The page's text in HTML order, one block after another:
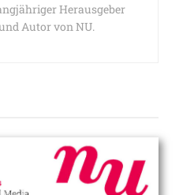
Herausgeber
Autor von NU.